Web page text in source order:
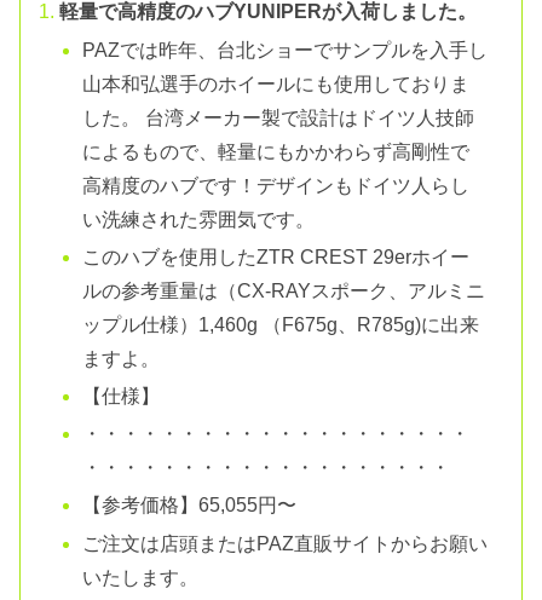
軽量で高精度のハブYUNIPERが入荷しました。
PAZでは昨年、台北ショーでサンプルを入手し
山本和弘選手のホイールにも使用しておりま
した。 台湾メーカー製で設計はドイツ人技師
によるもので、軽量にもかかわらず高剛性で
高精度のハブです！デザインもドイツ人らし
い洗練された雰囲気です。
このハブを使用したZTR CREST 29erホイー
ルの参考重量は（CX-RAYスポーク、アルミニ
ップル仕様）1,460g （F675g、R785g)に出来
ますよ。
【仕様】
・・・・・・・・・・・・・・・・・・・・
・・・・・・・・・・・・・・・・・・・
【参考価格】65,055円〜
ご注文は店頭またはPAZ直販サイトからお願い
いたします。